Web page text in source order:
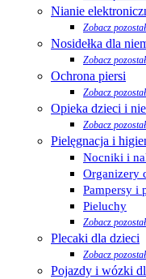
Nianie
Zobacz
Nosidełka dla
Zobacz
Ochrona piersi
Zobacz
Opieka dzieci i
Zobacz
Pielęgnacja i
Nocniki i
Organizery
Pampersy i
Pieluchy
Zobacz
Plecaki dla dzieci
Zobacz
Pojazdy i wózki